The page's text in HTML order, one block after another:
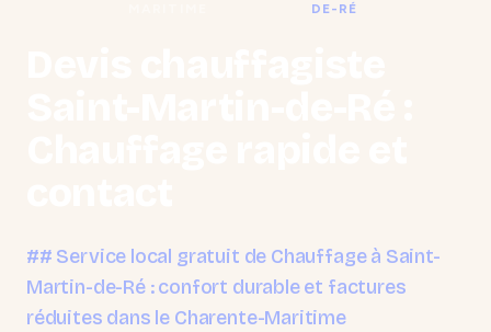
DE-RÉ
## Service local gratuit de Chauffage à Saint-
Martin-de-Ré : confort durable et factures
réduites dans le Charente-Maritime